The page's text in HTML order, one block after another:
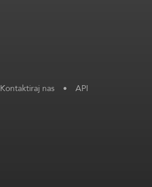
Kontaktiraj nas • API